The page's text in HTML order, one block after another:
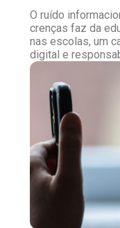
O ruído
crenças faz da
nas escolas, um
digital e